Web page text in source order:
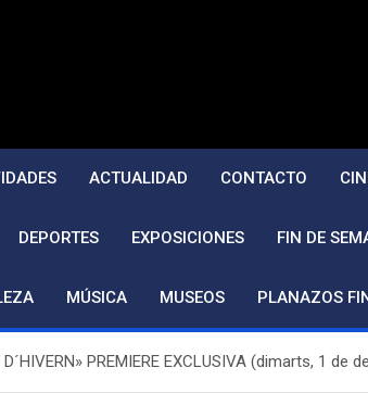
ACTUALIDAD CONTACTO
DEPORTES EXPOSICIONES FIN DE
MÚSICA MUSEOS PLANAZOS
D´HIVERN» PREMIERE EXCLUSIVA (dimarts, 1 de